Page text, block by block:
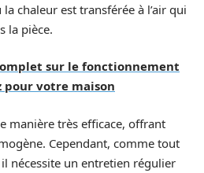
chaleur est transférée à l’air qui
la pièce.
sur le fonctionnement
pour votre maison
manière très efficace, offrant
Cependant, comme tout
nécessite un entretien régulier